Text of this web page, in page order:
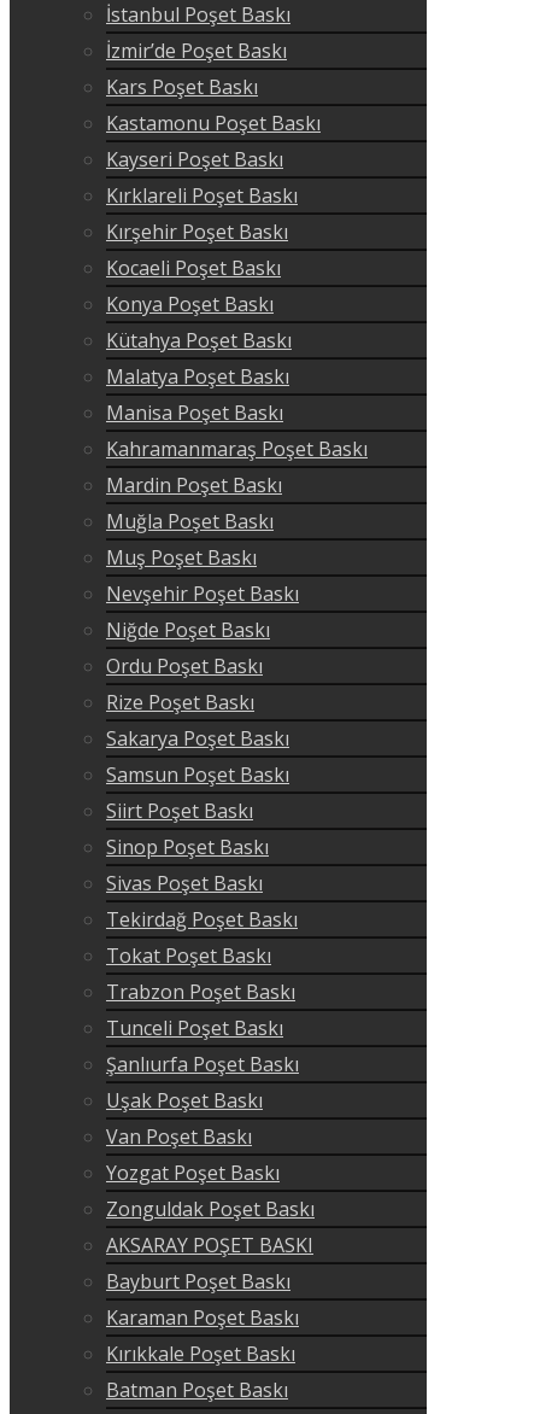
İstanbul Poşet Baskı
İzmir’de Poşet Baskı
Kars Poşet Baskı
Kastamonu Poşet Baskı
Kayseri Poşet Baskı
Kırklareli Poşet Baskı
Kırşehir Poşet Baskı
Kocaeli Poşet Baskı
Konya Poşet Baskı
Kütahya Poşet Baskı
Malatya Poşet Baskı
Manisa Poşet Baskı
Kahramanmaraş Poşet Baskı
Mardin Poşet Baskı
Muğla Poşet Baskı
Muş Poşet Baskı
Nevşehir Poşet Baskı
Niğde Poşet Baskı
Ordu Poşet Baskı
Rize Poşet Baskı
Sakarya Poşet Baskı
Samsun Poşet Baskı
Siirt Poşet Baskı
Sinop Poşet Baskı
Sivas Poşet Baskı
Tekirdağ Poşet Baskı
Tokat Poşet Baskı
Trabzon Poşet Baskı
Tunceli Poşet Baskı
Şanlıurfa Poşet Baskı
Uşak Poşet Baskı
Van Poşet Baskı
Yozgat Poşet Baskı
Zonguldak Poşet Baskı
AKSARAY POŞET BASKI
Bayburt Poşet Baskı
Karaman Poşet Baskı
Kırıkkale Poşet Baskı
Batman Poşet Baskı